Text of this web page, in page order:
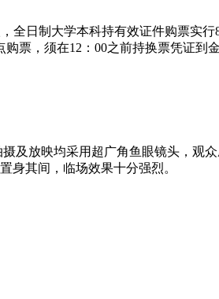
全日制大学本科持有效证件购票实行8
票，须在12：00之前持换票凭证到
及放映均采用超广角鱼眼镜头，
身其间，临场效果十分强烈。